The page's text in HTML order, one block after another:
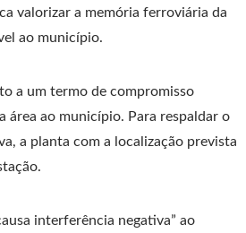
valorizar a memória ferroviária da
ao município.
a um termo de compromisso
área ao município. Para respaldar o
a planta com a localização prevista
interferência negativa” ao